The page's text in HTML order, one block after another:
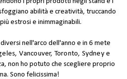
abilità e creatività, truccando
estrosi e inimmaginabili.
nell'arco dell'anno e in 6 mete
Vancouver, Toronto, Sydney e
non ho potuto che scegliere proprio
Sono felicissima!